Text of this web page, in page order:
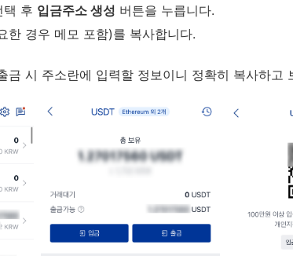
택 후 입금주소 생성 버튼을 누릅니다.
한 경우 메모 포함)를 복사합니다.
금 시 주소란에 입력할 정보이니 정확히 복사하고